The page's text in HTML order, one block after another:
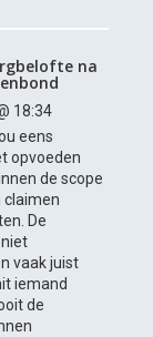
na
18:34
eens
opvoeden
de scope
claimen
De
vaak juist
iemand
de